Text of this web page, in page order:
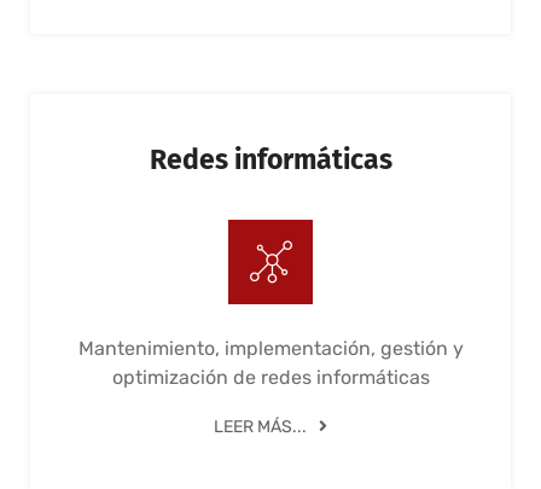
Redes informáticas
Mantenimiento, implementación, gestión y
optimización de redes informáticas
LEER MÁS...